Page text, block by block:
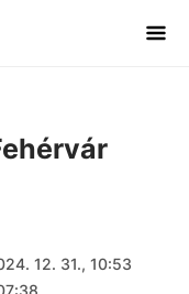
12. 31., 10:53